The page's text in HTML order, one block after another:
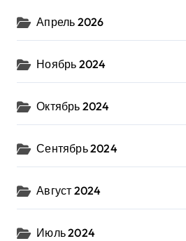
Апрель 2026
Ноябрь 2024
Октябрь 2024
Сентябрь 2024
Август 2024
Июль 2024